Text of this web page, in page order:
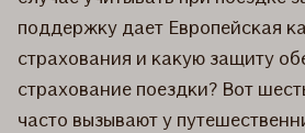
поддержку дает Европейская
страхования и какую защиту
страхование поездки? Вот
часто вызывают у